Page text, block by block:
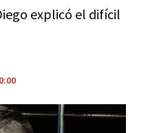
explicó el difícil